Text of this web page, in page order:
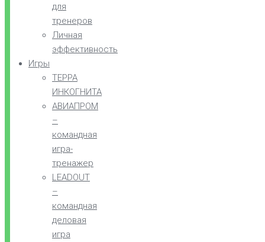
для
тренеров
Личная
эффективность
Игры
ТЕРРА
ИНКОГНИТА
АВИАПРОМ
–
командная
игра-
тренажер
LEADOUT
–
командная
деловая
игра